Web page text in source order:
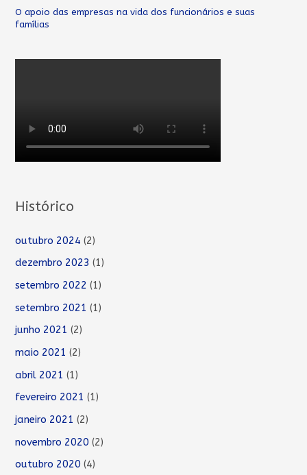
O apoio das empresas na vida dos funcionários e suas
famílias
Histórico
outubro 2024 (2)
dezembro 2023 (1)
setembro 2022 (1)
setembro 2021 (1)
junho 2021 (2)
maio 2021 (2)
abril 2021 (1)
fevereiro 2021 (1)
janeiro 2021 (2)
novembro 2020 (2)
outubro 2020 (4)